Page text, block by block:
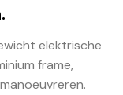
elektrische
frame,